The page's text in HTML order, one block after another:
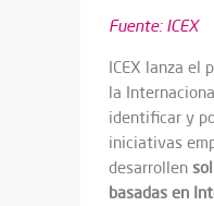
Fuente: ICEX
ICEX lanza el
la
identificar y
iniciativas
desarrollen
basadas en